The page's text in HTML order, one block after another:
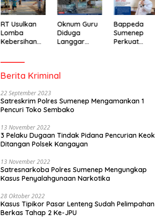
RT Usulkan
Lomba
Kebersihan
Oknum Guru
Diduga
Langgar
Bappeda
Sumenep
Perkuat
Berita Kriminal
22 September 2023
Satreskrim Polres Sumenep Mengamankan 1
Pencuri Toko Sembako
13 November 2022
3 Pelaku Dugaan Tindak Pidana Pencurian Keok
Ditangan Polsek Kangayan
13 November 2022
Satresnarkoba Polres Sumenep Mengungkap
Kasus Penyalahgunaan Narkotika
28 Oktober 2022
Kasus Tipikor Pasar Lenteng Sudah Pelimpahan
Berkas Tahap 2 Ke-JPU